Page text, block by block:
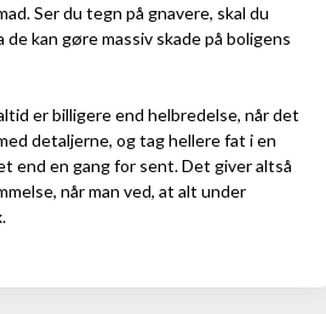
Ser du tegn på gnavere, skal du
de kan gøre massiv skade på boligens
er billigere end helbredelse, når det
detaljerne, og tag hellere fat i en
end en gang for sent. Det giver altså
når man ved, at alt under